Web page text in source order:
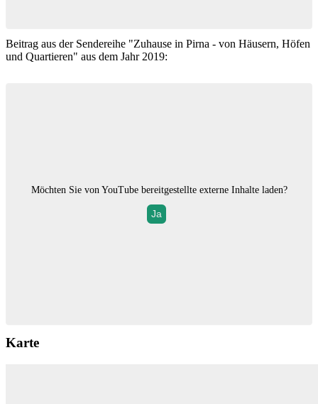
Beitrag aus der Sendereihe "Zuhause in Pirna - von Häusern, Höfen
und Quartieren" aus dem Jahr 2019:
Möchten Sie von YouTubebereitgestellte externe Inhalte laden?
Ja
Karte